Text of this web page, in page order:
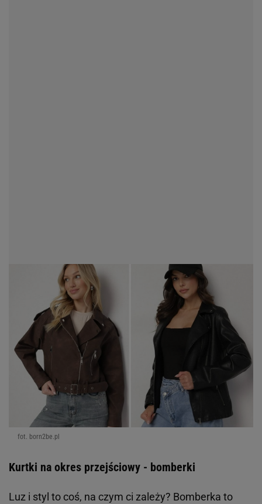
fot. born2be.pl
Kurtki na okres przejściowy - bomberki
Luz i styl to coś, na czym ci zależy? Bomberka to